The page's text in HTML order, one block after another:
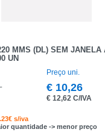
MMS (DL) SEM JANELA
UN
Preço uni.
€ 10,26
€ 12,62 C/IVA
s/iva
quantidade -> menor preço